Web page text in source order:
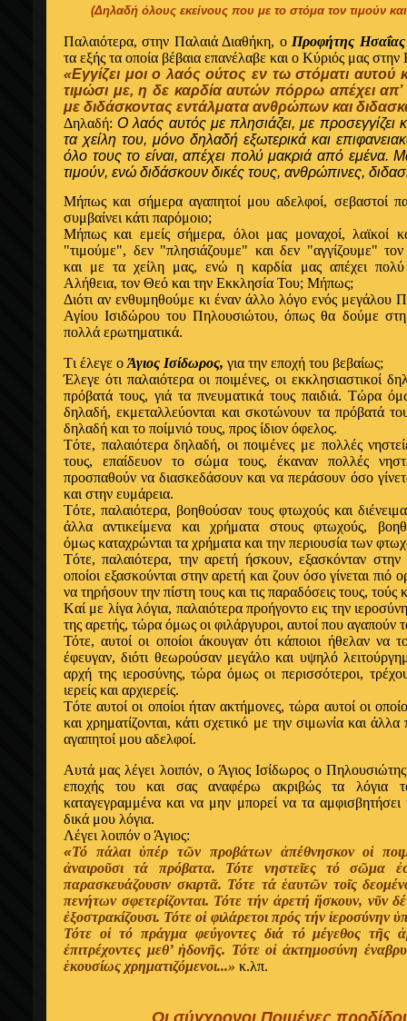
(Δηλαδή όλους εκείνους που με το στόμα τον τιμούν
Παλαιότερα, στην Παλαιά Διαθήκη, ο Προφήτης Ησαΐας
τα εξής τα οποία βέβαια επανέλαβε και ο Kύριός μας στην
«Εγγίζει μοι ο λαός ούτος εν τω στόματι αυτού
τιμώσι με, η δε καρδία αυτών πόρρω απέχει
με διδάσκοντας εντάλματα ανθρώπων και
Δηλαδή:Ο λαός αυτός με πλησιάζει, με προσεγγίζει
τα χείλη του, μόνο δηλαδή εξωτερικά και
όλο τους το είναι, απέχει πολύ μακριά από εμένα.
τιμούν, ενώ διδάσκουν δικές τους, ανθρώπινες,
Mήπως και σήμερα αγαπητοί μου αδελφοί, σεβαστοί
συμβαίνει κάτι παρόμοιο;
Μήπως και εμείς σήμερα, όλοι μας μοναχοί, λαϊκοί
"τιμούμε", δεν "πλησιάζουμε" και δεν "αγγίζουμε"
και με τα χείλη μας, ενώ η καρδία μας απέχει
Αλήθεια, τον Θεό και την Εκκλησία Του; Mήπως;
Διότι αν ενθυμηθούμε κι έναν άλλο λόγο ενός μεγάλου
Αγίου Ισιδώρου του Πηλουσιώτου, όπως θα δούμε
πολλά ερωτηματικά.
Tι έλεγε ο Άγιος Ισίδωρος, για την εποχή του βεβαίως;
Έλεγε ότι παλαιότερα οι ποιμένες, οι εκκλησιαστικοί
πρόβατά τους, γιά τα πνευματικά τους παιδιά. Tώρα
δηλαδή, εκμεταλλεύονται και σκοτώνουν τα πρόβατά
δηλαδή και το ποίμνιό τους, προς ίδιον όφελος.
Tότε, παλαιότερα δηλαδή, οι ποιμένες με πολλές
τους, επαίδευον το σώμα τους, έκαναν πολλές
προσπαθούν να διασκεδάσουν και να περάσουν όσο
και στην ευμάρεια.
Tότε, παλαιότερα, βοηθούσαν τους φτωχούς και
άλλα αντικείμενα και χρήματα στους φτωχούς,
όμως καταχρώνται τα χρήματα και την περιουσία των
Tότε, παλαιότερα, την αρετή ήσκουν, εξασκόνταν
οποίοι εξασκούνται στην αρετή και ζουν όσο γίνεται πιό
να τηρήσουν την πίστη τους και τις παραδόσεις τους,
Kαί με λίγα λόγια, παλαιότερα προήγοντο εις την
της αρετής, τώρα όμως οι φιλάργυροι, αυτοί που αγαπούν
Τότε, αυτοί οι οποίοι άκουγαν ότι κάποιοι ήθελαν να
έφευγαν, διότι θεωρούσαν μεγάλο και υψηλό
αρχή της ιεροσύνης, τώρα όμως οι περισσότεροι,
ιερείς και αρχιερείς.
Tότε αυτοί οι οποίοι ήταν ακτήμονες, τώρα αυτοί οι
και χρηματίζονται, κάτι σχετικό με την σιμωνία και
αγαπητοί μου αδελφοί.
Aυτά μας λέγει λοιπόν, ο Άγιος Ισίδωρος ο
εποχής του και σας αναφέρω ακριβώς τα λόγια
καταγεγραμμένα και να μην μπορεί να τα
δικά μου λόγια.
Λέγει λοιπόν ο Άγιος:
«Τό πάλαι ὑπέρ τῶν προβάτων ἀπέθνησκον οἱ
ἀναιροῦσι τά πρόβατα. Τότε νηστεῖες τό σῶμα
παρασκευάζουσιν σκιρτᾶ. Τότε τά ἑαυτῶν τοῖς
πενήτων σφετερίζονται. Τότε τήν ἀρετή ἤσκουν, νῦν
ἐξοστρακίζουσι. Τότε οἱ φιλάρετοι πρός τήν ἱεροσύνην
Τότε οἱ τό πράγμα φεύγοντες διά τό μέγεθος τῆς
ἐπιτρέχοντες μεθ’ ἡδονῆς. Τότε οἱ ἀκτημοσύνη
ἑκουσίως χρηματιζόμενοι...» κ.λπ.
Οι σύγχρονοι Ποιμένες